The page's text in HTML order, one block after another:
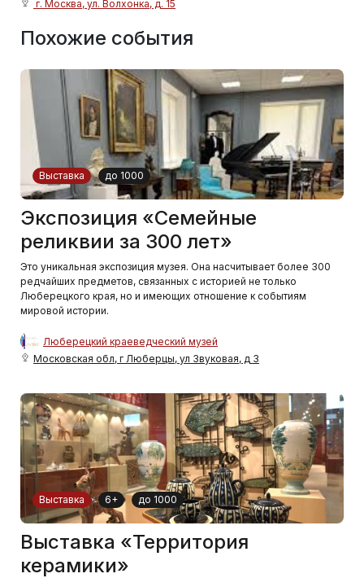
г. Москва, ул. Волхонка, д. 15
Похожие события
Выставка до 1000
Экспозиция «Семейные
реликвии за 300 лет»
Это уникальная экспозиция музея. Она насчитывает более 300
редчайших предметов, связанных с историей не только
Люберецкого края, но и имеющих отношение к событиям
мировой истории.
Люберецкий краеведческий музей
Московская обл, г Люберцы, ул Звуковая, д 3
Выставка 6+ до 1000
Выставка «Территория
керамики»